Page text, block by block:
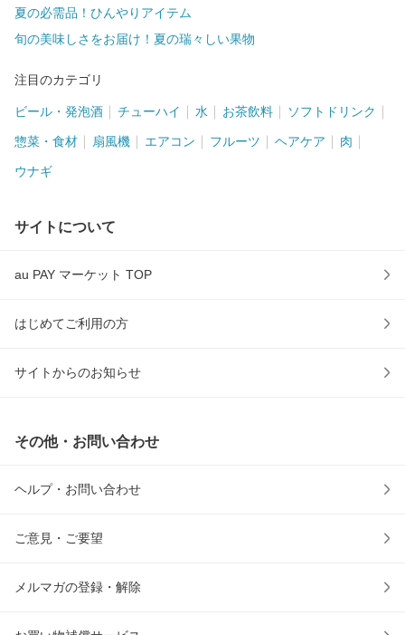
夏の必需品！ひんやりアイテム
旬の美味しさをお届け！夏の瑞々しい果物
注目のカテゴリ
ビール・発泡酒 チューハイ 水 お茶飲料 ソフトドリンク
惣菜・食材 扇風機 エアコン フルーツ ヘアケア 肉
ウナギ
サイトについて
au PAY マーケット TOP
はじめてご利用の方
サイトからのお知らせ
その他・お問い合わせ
ヘルプ・お問い合わせ
ご意見・ご要望
メルマガの登録・解除